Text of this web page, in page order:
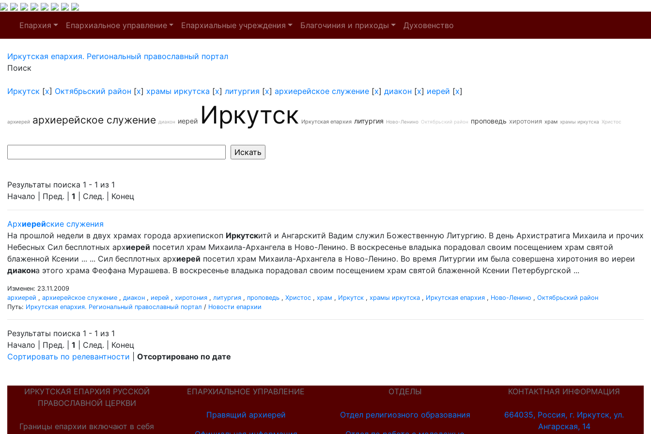
Епархия Епархиальное управление Епархиальные учреждения Благочиния и приходы Духовенство
Иркутская епархия. Региональный православный портал
Поиск
Иркутск [x] Октябрьский район [x] храмы иркутска [x] литургия [x] архиерейское служение [x] диакон [x] иерей [x]
архиерей архиерейское служение диакон иерей Иркутск Иркутская епархия литургия Ново-Ленино Октябрьский район проповедь хиротония храм храмы иркутска Христос
Результаты поиска 1 - 1 из 1
Начало | Пред. | 1 | След. | Конец
Архиерейские служения
На прошлой недели в двух храмах города архиепископ Иркутскитй и Ангарскитй Вадим служил Божественную Литургию. В день Архистратига Михаила и прочих
Небесных Сил бесплотных архиерей посетил храм Михаила-Архангела в Ново-Ленино. В воскресенье владыка порадовал своим посещением храм святой
блаженной Ксении ... ... Сил бесплотных архиерей посетил храм Михаила-Архангела в Ново-Ленино. Во время Литургии им была совершена хиротония во иереи
диакона этого храма Феофана Мурашева. В воскресенье владыка порадовал своим посещением храм святой блаженной Ксении Петербургской ...
Изменен: 23.11.2009
архиерей , архиерейское служение , диакон , иерей , хиротония , литургия , проповедь , Христос , храм , Иркутск , храмы иркутска , Иркутская епархия , Ново-Ленино , Октябрьский район
Путь: Иркутская епархия. Региональный православный портал / Новости епархии
Результаты поиска 1 - 1 из 1
Начало | Пред. | 1 | След. | Конец
Сортировать по релевантности
Отсортировано по дате
ИРКУТСКАЯ ЕПАРХИЯ РУССКОЙ
ПРАВОСЛАВНОЙ ЦЕРКВИ
Границы епархии включают в себя
ЕПАРХИАЛЬНОЕ УПРАВЛЕНИЕ
Правящий архиерей
ОТДЕЛЫ
Отдел религиозного образования
КОНТАКТНАЯ ИНФОРМАЦИЯ
664035, Россия, г. Иркутск, ул.
Ангарская, 14